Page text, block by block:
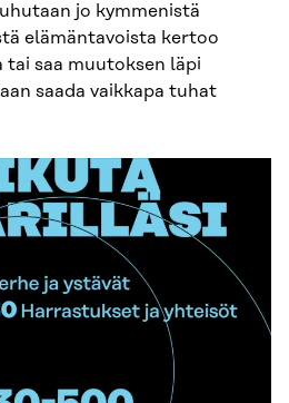
jo kymmenistä
elämäntavoista kertoo
tai saa muutoksen läpi
saada vaikkapa tuhat